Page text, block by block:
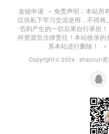
友链申请
免责声明：本站所
仅供私下学习交流使用，不得将
否则产生的一切后果自行承担
何资源负法律责任！本站收录
系本站进行删除！
Copyright © 2024 · shaocun